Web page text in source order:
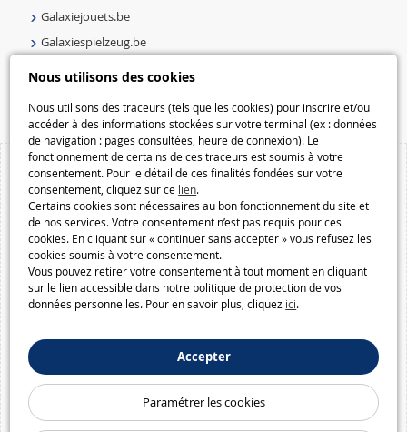
Nous utilisons des cookies
Nous utilisons des traceurs (tels que les cookies) pour inscrire et/ou
accéder à des informations stockées sur votre terminal (ex : données
de navigation : pages consultées, heure de connexion). Le
fonctionnement de certains de ces traceurs est soumis à votre
consentement. Pour le détail de ces finalités fondées sur votre
consentement, cliquez sur ce lien.
Certains cookies sont nécessaires au bon fonctionnement du site et
de nos services. Votre consentement n’est pas requis pour ces
cookies. En cliquant sur « continuer sans accepter » vous refusez les
cookies soumis à votre consentement.
Vous pouvez retirer votre consentement à tout moment en cliquant
sur le lien accessible dans notre politique de protection de vos
données personnelles. Pour en savoir plus, cliquez ici.
Accepter
Paramétrer les cookies
Galaxiejouets.be
Galaxiespielzeug.be